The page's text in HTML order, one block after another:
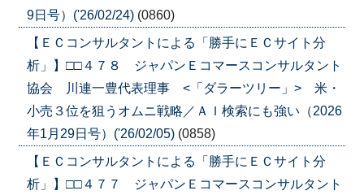
9日号）('26/02/24) (0860)
【ＥＣコンサルタントによる「勝手にＥＣサイト分
析」】□□４７８ ジャパンＥコマースコンサルタント
協会 川連一豊代表理事 <「ダラーツリー」> 米・
小売３位を狙うオムニ戦略／ＡＩ検索にも強い（2026
年1月29日号）('26/02/05) (0858)
【ＥＣコンサルタントによる「勝手にＥＣサイト分
析」】□□４７７ ジャパンＥコマースコンサルタント